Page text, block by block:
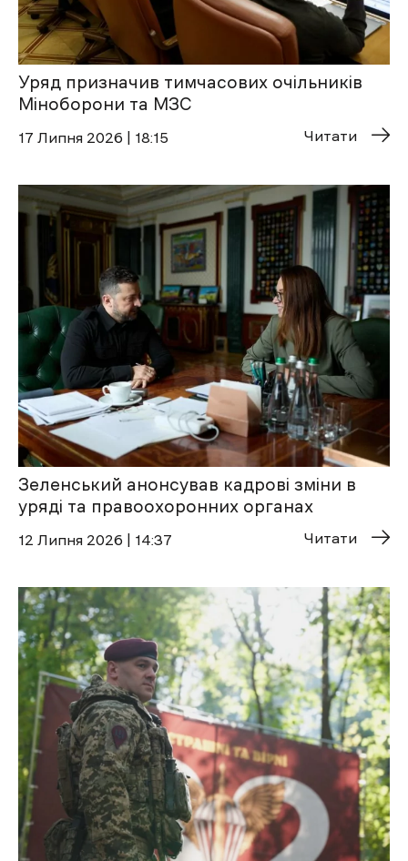
Уряд призначив тимчасових очільників
Міноборони та МЗС
17 Липня 2026 | 18:15 Читати
Зеленський анонсував кадрові зміни в
уряді та правоохоронних органах
12 Липня 2026 | 14:37 Читати